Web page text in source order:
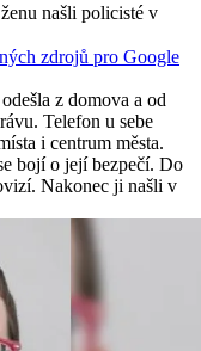
našli policisté v
zdrojů pro Google
z domova a od
Telefon u sebe
i centrum města.
bojí o její bezpečí. Do
Nakonec ji našli v